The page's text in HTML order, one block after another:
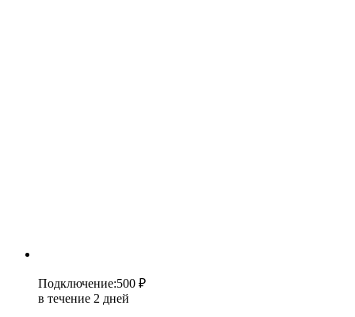
Подключение:500 ₽
в течение 2 дней